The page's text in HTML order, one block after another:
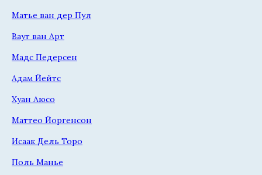
Матье ван дер Пул
Ваут ван Арт
Мадс Педерсен
Адам Йейтс
Хуан Аюсо
Маттео Йоргенсон
Исаак Дель Торо
Поль Манье